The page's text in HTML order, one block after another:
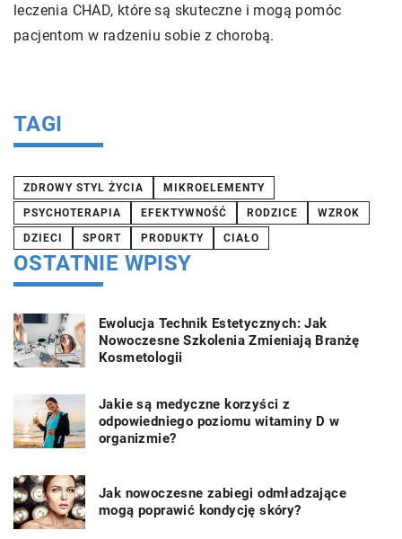
leczenia CHAD, które są skuteczne i mogą pomóc
pacjentom w radzeniu sobie z chorobą.
TAGI
ZDROWY STYL ŻYCIA
MIKROELEMENTY
PSYCHOTERAPIA
EFEKTYWNOŚĆ RODZICE
WZROK
DZIECI
SPORT PRODUKTY CIAŁO
OSTATNIE WPISY
Ewolucja Technik Estetycznych: Jak
Nowoczesne Szkolenia Zmieniają Branżę
Kosmetologii
Jakie są medyczne korzyści z
odpowiedniego poziomu witaminy D w
organizmie?
Jak nowoczesne zabiegi odmładzające
mogą poprawić kondycję skóry?